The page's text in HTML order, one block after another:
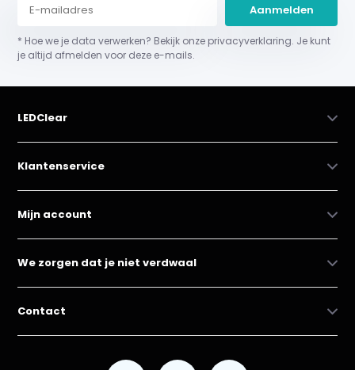
Aanmelden
* Hoe we je data verwerken? Bekijk onze privacyverklaring. Je kunt
je altijd afmelden voor deze e-mails.
LEDClear
Klantenservice
Mijn account
We zorgen dat je niet verdwaal
Contact